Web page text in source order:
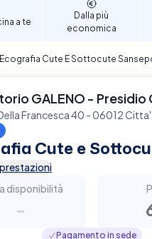
di alta qualità
a te
Dalla più
economica
Cute E Sottocute
GALENO - Presidio
Francesca 40 - 06012
Cute e
disponibilità
-
Pagamento in sede